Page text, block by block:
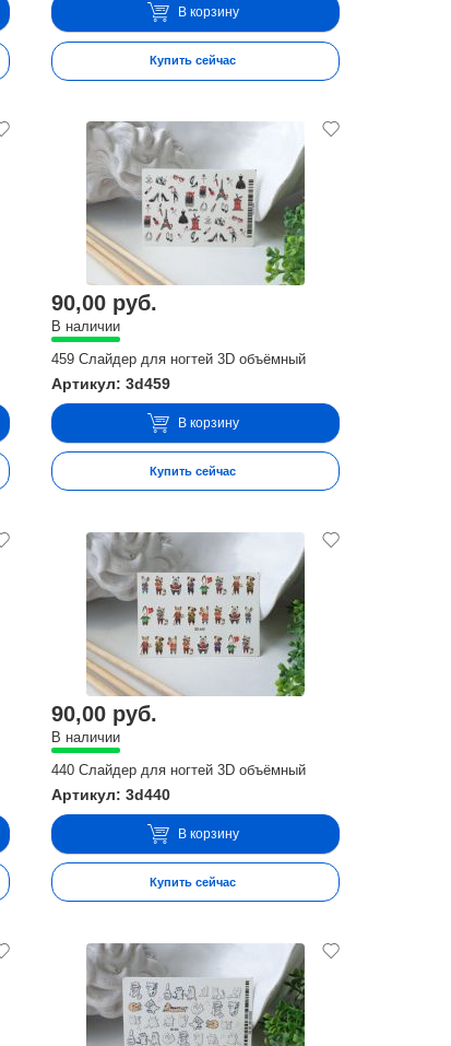
В корзину
Купить сейчас
90,00 руб.
В наличии
459 Слайдер для ногтей 3D объёмный
Артикул: 3d459
В корзину
Купить сейчас
90,00 руб.
В наличии
440 Слайдер для ногтей 3D объёмный
Артикул: 3d440
В корзину
Купить сейчас